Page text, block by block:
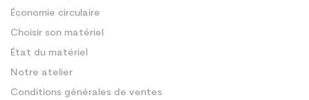
Économie circulaire
Choisir son matériel
État du matériel
Notre atelier
Conditions générales de ventes